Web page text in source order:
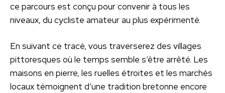
ce parcours est conçu pour convenir à tous les
niveaux, du cycliste amateur au plus expérimenté.
En suivant ce tracé, vous traverserez des villages
pittoresques où le temps semble s’être arrêté. Les
maisons en pierre, les ruelles étroites et les marchés
locaux témoignent d’une tradition bretonne encore